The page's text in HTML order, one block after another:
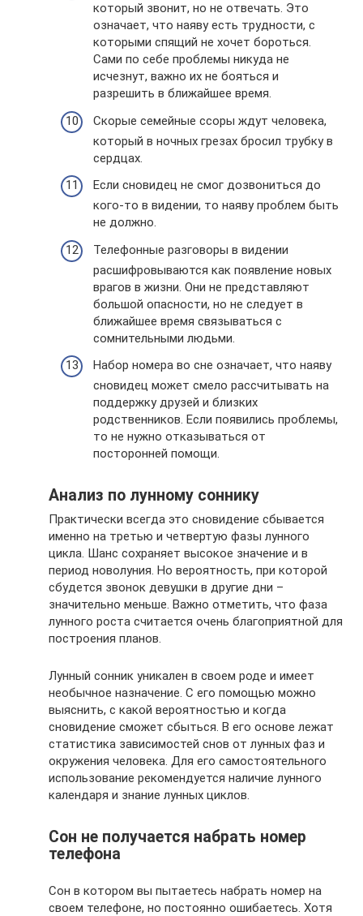
который звонит, но не отвечать. Это
означает, что наяву есть трудности, с
которыми спящий не хочет бороться.
Сами по себе проблемы никуда не
исчезнут, важно их не бояться и
разрешить в ближайшее время.
Скорые семейные ссоры ждут человека,
который в ночных грезах бросил трубку в
сердцах.
Если сновидец не смог дозвониться до
кого-то в видении, то наяву проблем быть
не должно.
Телефонные разговоры в видении
расшифровываются как появление новых
врагов в жизни. Они не представляют
большой опасности, но не следует в
ближайшее время связываться с
сомнительными людьми.
Набор номера во сне означает, что наяву
сновидец может смело рассчитывать на
поддержку друзей и близких
родственников. Если появились проблемы,
то не нужно отказываться от
посторонней помощи.
Анализ по лунному соннику
Практически всегда это сновидение сбывается
именно на третью и четвертую фазы лунного
цикла. Шанс сохраняет высокое значение и в
период новолуния. Но вероятность, при которой
сбудется звонок девушки в другие дни –
значительно меньше. Важно отметить, что фаза
лунного роста считается очень благоприятной для
построения планов.
Лунный сонник уникален в своем роде и имеет
необычное назначение. С его помощью можно
выяснить, с какой вероятностью и когда
сновидение сможет сбыться. В его основе лежат
статистика зависимостей снов от лунных фаз и
окружения человека. Для его самостоятельного
использование рекомендуется наличие лунного
календаря и знание лунных циклов.
Сон не получается набрать номер
телефона
Сон в котором вы пытаетесь набрать номер на
своем телефоне, но постоянно ошибаетесь. Хотя